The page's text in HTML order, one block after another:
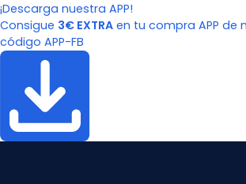
¡Descarga nuestra APP!
Consigue 3€ EXTRA en tu compra APP de
código APP-FB